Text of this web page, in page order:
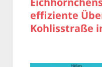
effiziente
Kohlisstraße